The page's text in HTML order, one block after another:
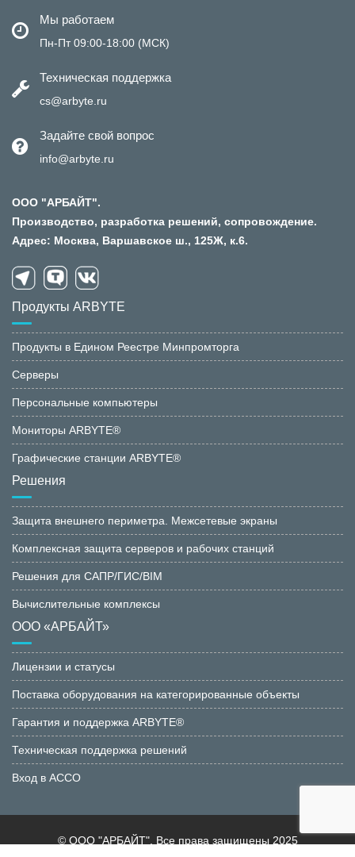
Мы работаем
Пн-Пт 09:00-18:00 (МСК)
Техническая поддержка
cs@arbyte.ru
Задайте свой вопрос
info@arbyte.ru
ООО "АРБАЙТ".
Производство, разработка решений, сопровождение.
Адрес: Москва, Варшавское ш., 125Ж, к.6.
Продукты ARBYTE
Продукты в Едином Реестре Минпромторга
Серверы
Персональные компьютеры
Мониторы ARBYTE®
Графические станции ARBYTE®
Решения
Защита внешнего периметра. Межсетевые экраны
Комплексная защита серверов и рабочих станций
Решения для САПР/ГИС/BIM
Вычислительные комплексы
ООО «АРБАЙТ»
Лицензии и статусы
Поставка оборудования на категорированные объекты
Гарантия и поддержка ARBYTE®
Техническая поддержка решений
Вход в АССО
© ООО "АРБАЙТ". Все права защищены 2025